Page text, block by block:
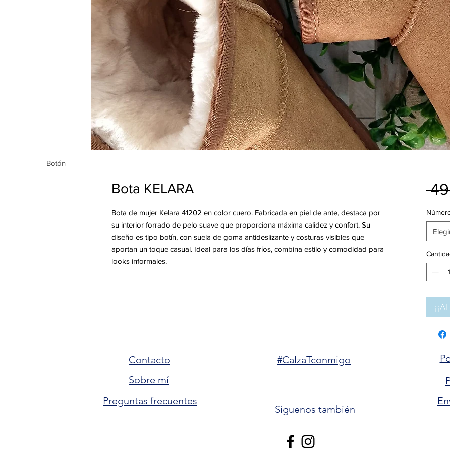
Botón
Bota KELARA
Bota de mujer Kelara 41202 en color cuero. Fabricada en piel de ante, destaca por
su interior forrado de pelo suave que proporciona máxima calidez y confort. Su
diseño es tipo botín, con suela de goma antideslizante y costuras visibles que
aportan un toque casual. Ideal para los días fríos, combina estilo y comodidad para
looks informales.
Contacto
Sobre mí
Preguntas frecuentes
#CalzaTconmigo
Síguenos también